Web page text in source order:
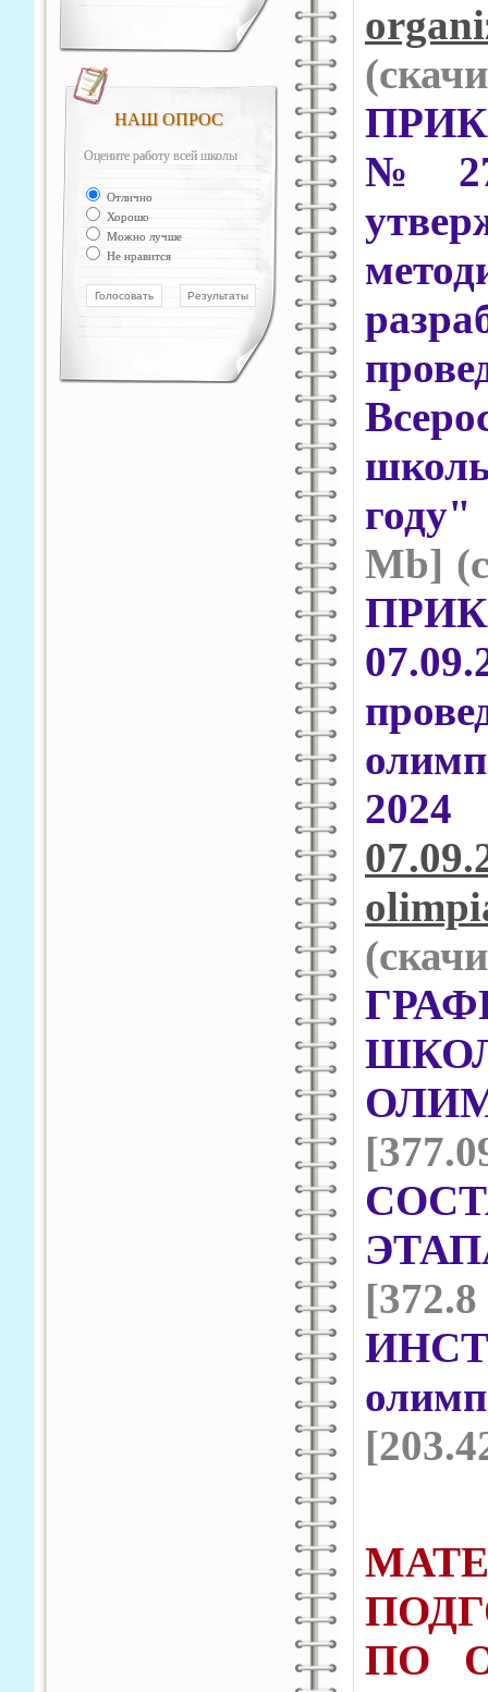
НАШ ОПРОС
Оцените работу всей школы
Отлично
Хорошо
Можно лучше
Не нравится
№
Mb]
ПО